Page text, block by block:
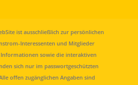
ist ausschließlich zur persönlichen
Interessenten und Mitglieder
sowie die interaktiven
sich nur im passwortgeschützten
offen zugänglichen Angaben sind